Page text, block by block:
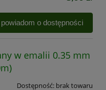
powiadom o dostępności
w emalii 0.35 mm
Dostępność: brak towaru